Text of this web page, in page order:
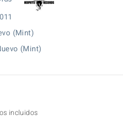
(Mint)
(Mint)
incluidos